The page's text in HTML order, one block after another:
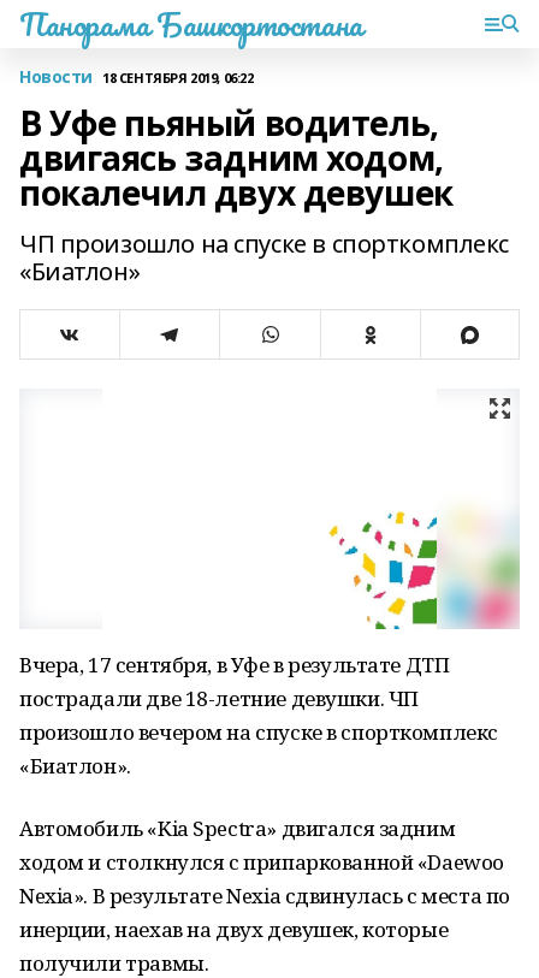
Панорама Башкортостана
Новости 18 СЕНТЯБРЯ 2019, 06:22
В Уфе пьяный водитель,
двигаясь задним ходом,
покалечил двух девушек
ЧП произошло на спуске в спорткомплекс
«Биатлон»
Вчера, 17 сентября, в Уфе в результате ДТП
пострадали две 18-летние девушки. ЧП
произошло вечером на спуске в спорткомплекс
«Биатлон».
Автомобиль «Kia Spectra» двигался задним
ходом и столкнулся с припаркованной «Daewoo
Nexia». В результате Nexia сдвинулась с места по
инерции, наехав на двух девушек, которые
получили травмы.